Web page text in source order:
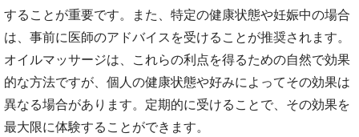
することが重要です。また、特定の健康状態や妊娠中の場合
は、事前に医師のアドバイスを受けることが推奨されます。
オイルマッサージは、これらの利点を得るための自然で効果
的な方法ですが、個人の健康状態や好みによってその効果は
異なる場合があります。定期的に受けることで、その効果を
最大限に体験することができます。